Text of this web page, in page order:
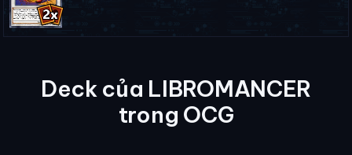
Deck của LIBROMANCER
trong OCG